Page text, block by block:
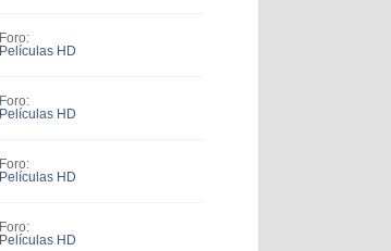
Foro:
Películas HD
Foro:
Películas HD
Foro:
Películas HD
Foro:
Películas HD